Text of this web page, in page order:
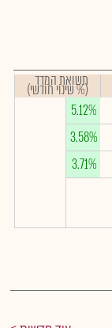
תשואת המדד
(% שינוי חודשי)
5.12%
3.58%
3.71%